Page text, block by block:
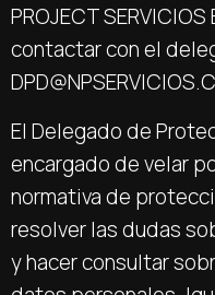
PROJECT SERVICIOS
contactar con el
El Delegado de
encargado de velar
normativa de
resolver las dudas
y hacer consultar